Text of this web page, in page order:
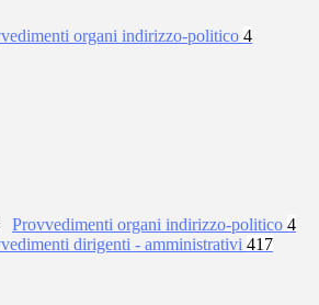
organi indirizzo-politico 4
Provvedimenti organi indirizzo-politico 4
dirigenti - amministrativi 417